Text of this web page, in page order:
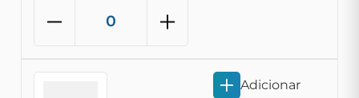
Adicionar